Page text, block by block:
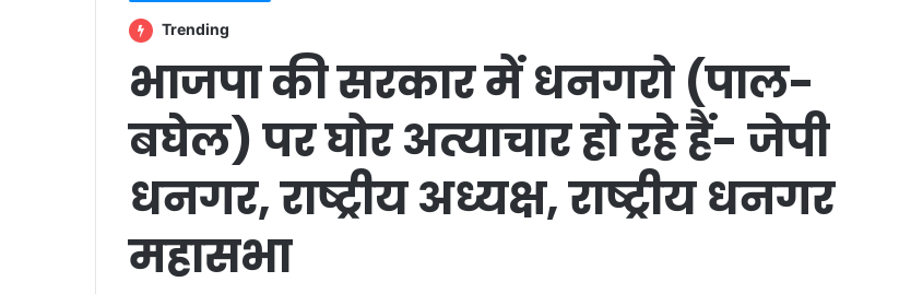
Trending
भाजपा की सरकार में धनगरो (पाल-
बघेल) पर घोर अत्याचार हो रहे हैं- जेपी
धनगर, राष्ट्रीय अध्यक्ष, राष्ट्रीय धनगर
महासभा